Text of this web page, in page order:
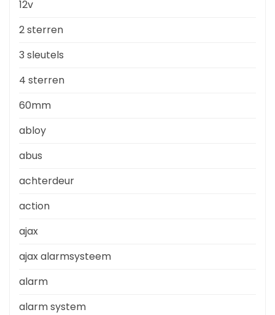
12v
2 sterren
3 sleutels
4 sterren
60mm
abloy
abus
achterdeur
action
ajax
ajax alarmsysteem
alarm
alarm system